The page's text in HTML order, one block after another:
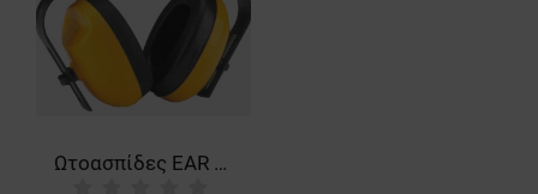
Ωτοασπίδες EAR 400 YELLOW